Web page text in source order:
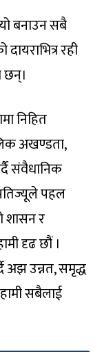
बनाउन सबै
रही
छन्।
निहित
अखण्डता,
संवैधानिक
पहल
शासन र
दृढ छौं ।
अझ उन्नत, समृद्ध
सबैलाई